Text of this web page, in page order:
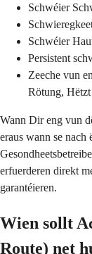
Schwéier
Schwéier
Persistent
Zeeche vun
Rötung,
Wann Dir eng vun
eraus wann se nach
erfuerderen direkt
garantéieren.
Wien sollt
Route) net